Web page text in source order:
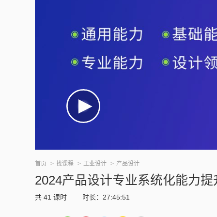
首页 找课程 工业设计 产品设计
2024产品设计专业系统化能力提
共 41 课时 时长：27:45:51